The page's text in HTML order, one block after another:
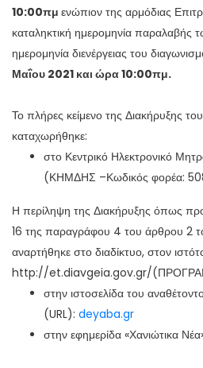
10:00πμ ενώπιον της αρμόδιας
καταληκτική ημερομηνία παραλαβής
ημερομηνία διενέργειας του
Μαΐου 2021 και ώρα 10:00πμ.
Το πλήρες κείμενο της Διακήρυξης
καταχωρήθηκε:
στο Κεντρικό Ηλεκτρονικό
(ΚΗΜΔΗΣ –Κωδικός φορέα:
Η περίληψη της Διακήρυξης όπως
16 της παραγράφου 4 του άρθρου 2
αναρτήθηκε στο διαδίκτυο, στον
http://et.diavgeia.gov.gr/
στην ιστοσελίδα του
(URL): deyaba.gr
στην εφημερίδα «Χανιώτικα